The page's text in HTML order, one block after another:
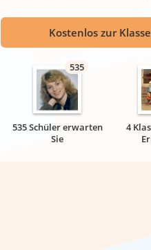
Kostenlos zur
535
535 Schüler erwarten
Sie
4